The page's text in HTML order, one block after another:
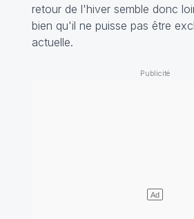
retour de l'hiver semble donc
bien qu'il ne puisse pas être
actuelle.